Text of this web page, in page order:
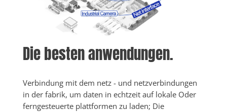
Die besten anwendungen.
Verbindung mit dem netz - und netzverbindungen
in der fabrik, um daten in echtzeit auf lokale Oder
ferngesteuerte plattformen zu laden; Die